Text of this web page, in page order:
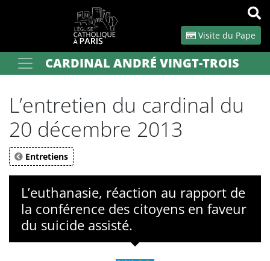
Visite du Pape
Votre recherche OK
CARDINAL ANDRÉ VINGT-TROIS
L’entretien du cardinal du
20 décembre 2013
Entretiens
L’euthanasie, réaction au rapport de
la conférence des citoyens en faveur
du suicide assisté.
Panneau de gestion des cookies